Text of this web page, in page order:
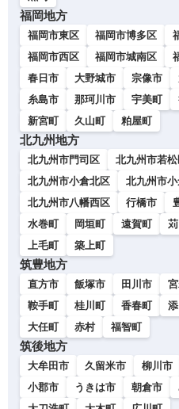
福岡地方
福岡市東区 福岡市博多区
福岡市西区
福岡市城南区
春日市
大野城市 宗像市
糸島市
那珂川市 宇美町
新宮町
久山町 粕屋町
北九州地方
北九州市門司区 北九州市若
北九州市小倉北区
北九州市
北九州市八幡西区
行橋市
水巻町
岡垣町 遠賀町
上毛町
築上町
筑豊地方
直方市 飯塚市 田川市
鞍手町
桂川町 香春町
大任町
赤村 福智町
筑後地方
大牟田市 久留米市 柳川市
小郡市
うきは市 朝倉市